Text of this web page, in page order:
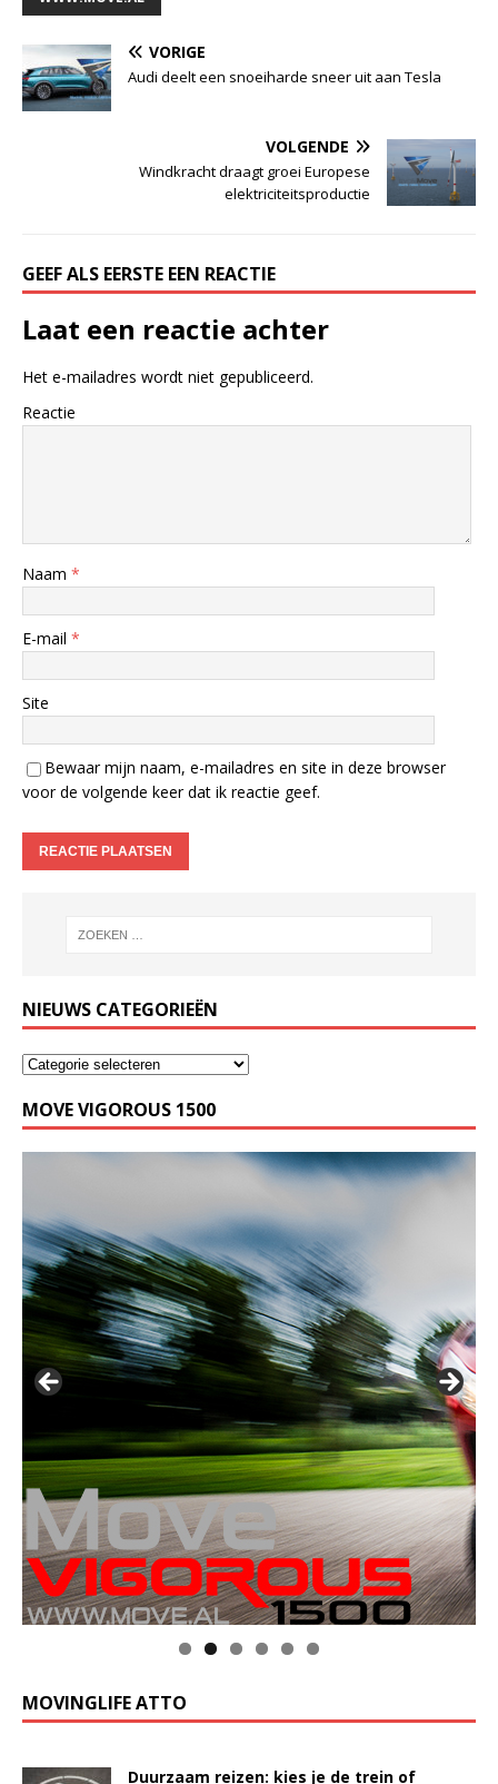
VORIGE
Audi deelt een snoeiharde sneer uit aan Tesla
VOLGENDE
Windkracht draagt groei Europese
elektriciteitsproductie
GEEF ALS EERSTE EEN REACTIE
Laat een reactie achter
Het e-mailadres wordt niet gepubliceerd.
Reactie
Naam *
E-mail *
Site
Bewaar mijn naam, e-mailadres en site in deze browser
voor de volgende keer dat ik reactie geef.
NIEUWS CATEGORIEËN
MOVE VIGOROUS 1500
Klik op de foto voor meer informatie
MOVINGLIFE ATTO
Duurzaam reizen: kies je de trein of